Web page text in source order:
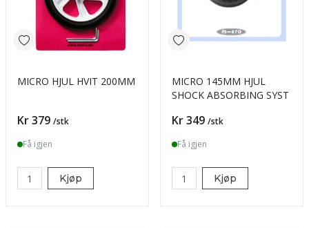
MICRO HJUL HVIT 200MM
Pris
Kr 379 /stk
Få igjen
Kjøp
MICRO 145MM HJUL
SHOCK ABSORBING SYST
Pris
Kr 349 /stk
Få igjen
Kjøp